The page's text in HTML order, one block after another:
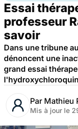
Essai
professeur
savoir
Dans une tribune
dénoncent une
grand essai
Par Mathieu
Mis à jour le